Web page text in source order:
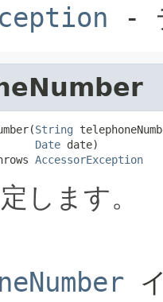
-
String
Date date)
AccessorException
します。